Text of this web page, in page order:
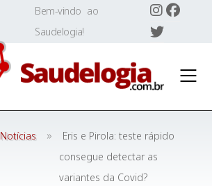
Bem-vindo ao
Saudelogia!
Notícias »
Eris e Pirola: teste rápido
consegue detectar as
variantes da Covid?